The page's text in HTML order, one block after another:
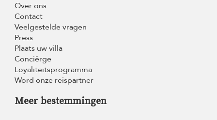
Over ons
Contact
Veelgestelde vragen
Press
Plaats uw villa
Conciërge
Loyaliteitsprogramma
Word onze reispartner
Meer bestemmingen